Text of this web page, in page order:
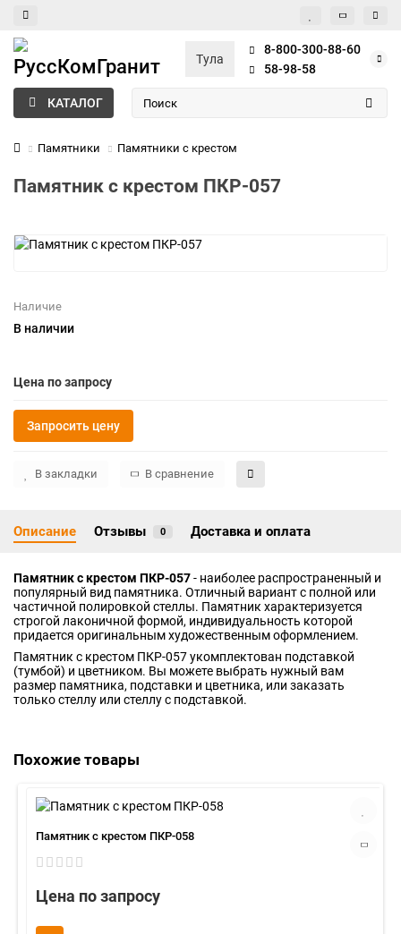
Тула
8-800-300-88-60
58-98-58
КАТАЛОГ
Памятники Памятники с крестом
Памятник с крестом ПКР-057
Наличие
В наличии
Цена по запросу
Запросить цену
В закладки В сравнение
Описание Отзывы 0 Доставка и оплата
Памятник с крестом ПКР-057- наиболее распространенный и
популярный вид памятника. Отличный вариант с полной или
частичной полировкой стеллы. Памятник характеризуется
строгой лаконичной формой, индивидуальность которой
придается оригинальным художественным оформлением.
Памятник с крестом ПКР-057 укомплектован подставкой
(тумбой) и цветником. Вы можете выбрать нужный вам
размер памятника, подставки и цветника, или заказать
только стеллу или стеллу с подставкой.
Похожие товары
Памятник с крестом ПКР-058
Цена по запросу